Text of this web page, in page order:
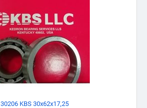
30206 KBS 30x62x17,25